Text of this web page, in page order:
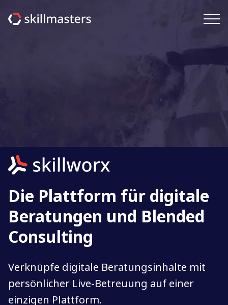
Die Plattform für digitale
Beratungen und Blended
Consulting
Verknüpfe digitale Beratungsinhalte mit
persönlicher Live-Betreuung auf einer
einzigen Plattform.